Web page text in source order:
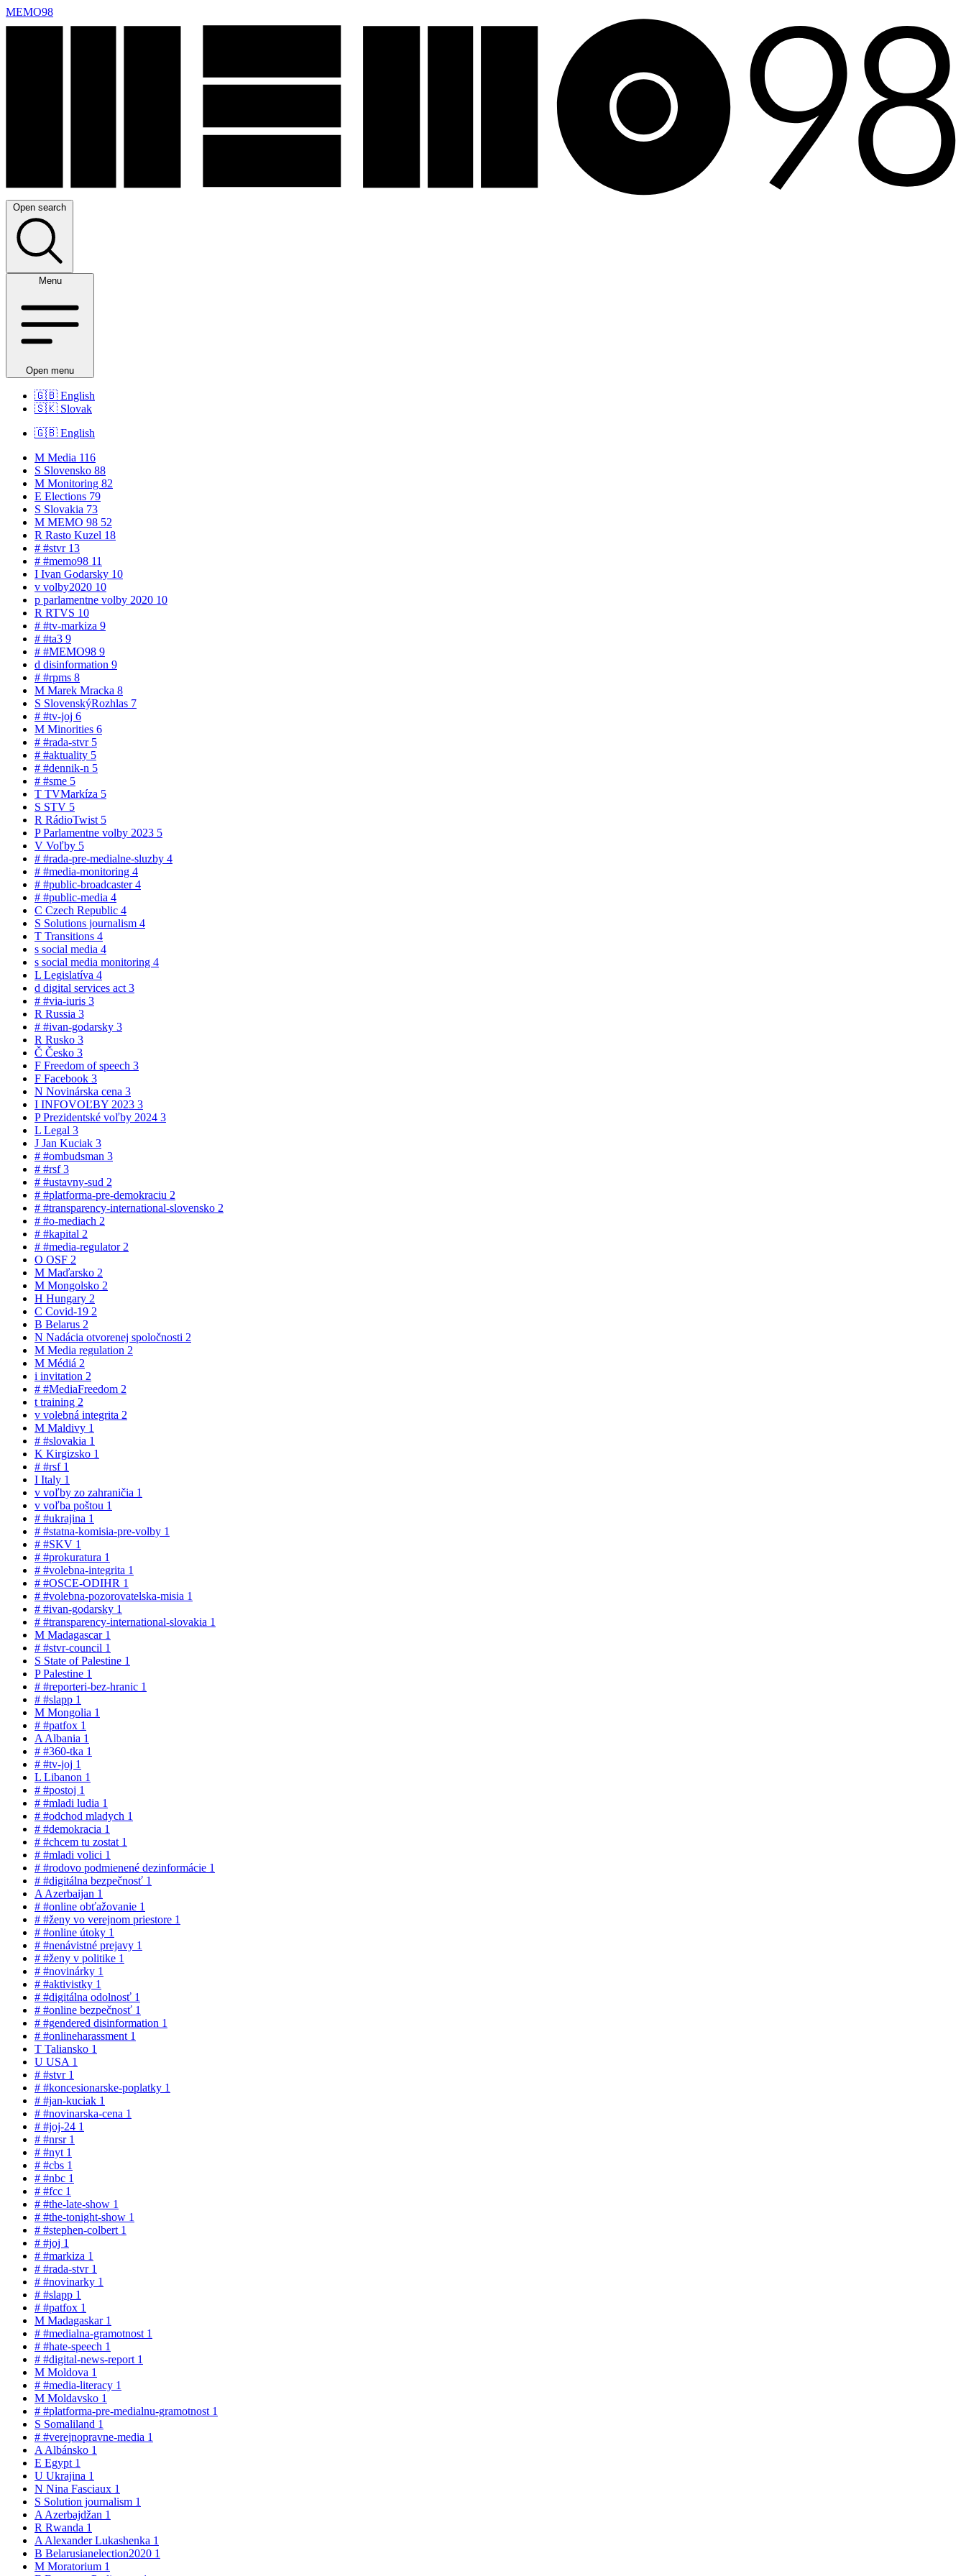
MEMO98
Open search
Menu
Open menu
🇬🇧 English
🇸🇰 Slovak
🇬🇧 English
M Media 116
S Slovensko 88
M Monitoring 82
E Elections 79
S Slovakia 73
M MEMO 98 52
R Rasto Kuzel 18
# #stvr 13
# #memo98 11
I Ivan Godarsky 10
v volby2020 10
p parlamentne volby 2020 10
R RTVS 10
# #tv-markiza 9
# #ta3 9
# #MEMO98 9
d disinformation 9
# #rpms 8
M Marek Mracka 8
S SlovenskýRozhlas 7
# #tv-joj 6
M Minorities 6
# #rada-stvr 5
# #aktuality 5
# #dennik-n 5
# #sme 5
T TVMarkíza 5
S STV 5
R RádioTwist 5
PParlamentne volby 2023 5
V Voľby 5
# #rada-pre-medialne-sluzby 4
# #media-monitoring 4
# #public-broadcaster4
# #public-media 4
C Czech Republic 4
S Solutions journalism 4
T Transitions 4
s social media 4
s social media monitoring 4
L Legislatíva 4
d digital services act 3
# #via-iuris 3
R Russia 3
# #ivan-godarsky 3
R Rusko 3
Č Česko 3
F Freedom of speech 3
F Facebook 3
N Novinárska cena 3
I INFOVOĽBY 2023 3
PPrezidentské voľby 2024 3
L Legal 3
J Jan Kuciak 3
# #ombudsman 3
# #rsf3
# #ustavny-sud 2
# #platforma-pre-demokraciu 2
# #transparency-international-slovensko 2
# #o-mediach 2
# #kapital 2
# #media-regulator 2
O OSF 2
M Maďarsko 2
M Mongolsko 2
H Hungary 2
C Covid-19 2
B Belarus 2
N Nadácia otvorenej spoločnosti 2
M Media regulation 2
M Médiá 2
i invitation 2
# #MediaFreedom 2
t training 2
v volebná integrita 2
M Maldivy 1
# #slovakia 1
K Kirgizsko 1
# #rsf 1
I Italy 1
v voľby zo zahraničia 1
v voľba poštou 1
# #ukrajina 1
# #statna-komisia-pre-volby 1
# #SKV 1
# #prokuratura 1
# #volebna-integrita 1
# #OSCE-ODIHR 1
# #volebna-pozorovatelska-misia 1
# #ivan-godarsky 1
# #transparency-international-slovakia 1
M Madagascar 1
# #stvr-council 1
S State of Palestine 1
PPalestine 1
# #reporteri-bez-hranic 1
# #slapp 1
M Mongolia 1
# #patfox 1
A Albania 1
# #360-tka 1
# #tv-joj 1
L Libanon 1
# #postoj 1
# #mladi ludia 1
# #odchod mladych 1
# #demokracia 1
# #chcem tu zostat 1
# #mladi volici 1
# #rodovo podmienené dezinformácie 1
# #digitálna bezpečnosť 1
A Azerbaijan 1
# #online obťažovanie 1
# #ženy vo verejnom priestore 1
# #online útoky 1
# #nenávistné prejavy 1
# #ženy v politike 1
# #novinárky 1
# #aktivistky 1
# #digitálna odolnosť 1
# #online bezpečnosť 1
# #gendered disinformation 1
# #onlineharassment 1
T Taliansko 1
U USA 1
# #stvr 1
# #koncesionarske-poplatky 1
# #jan-kuciak 1
# #novinarska-cena 1
# #joj-24 1
# #nrsr 1
# #nyt 1
# #cbs 1
# #nbc 1
# #fcc 1
# #the-late-show 1
# #the-tonight-show 1
# #stephen-colbert 1
# #joj 1
# #markiza 1
# #rada-stvr 1
# #novinarky 1
# #slapp 1
# #patfox 1
M Madagaskar 1
# #medialna-gramotnost 1
# #hate-speech 1
# #digital-news-report 1
M Moldova 1
# #media-literacy 1
M Moldavsko 1
# #platforma-pre-medialnu-gramotnost 1
S Somaliland 1
# #verejnopravne-media 1
A Albánsko 1
E Egypt 1
U Ukrajina 1
N Nina Fasciaux 1
S Solution journalism 1
A Azerbajdžan 1
R Rwanda 1
A Alexander Lukashenka 1
B Belarusianelection2020 1
M Moratorium 1